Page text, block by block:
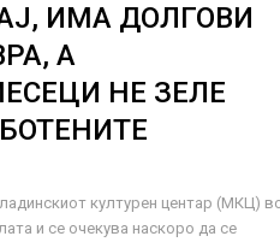
ИМА ДОЛГОВИ
А
НЕ ЗЕЛЕ
културен центар (МКЦ)
и се очекува наскоро да се